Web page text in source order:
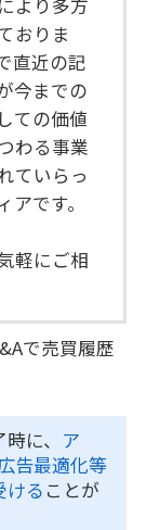
より多方
おりま
直近の記
今までの
ての価値
わる事業
ていらっ
です。
軽にご相
で売買履歴
に、 ア
告最適化等
ける ことが